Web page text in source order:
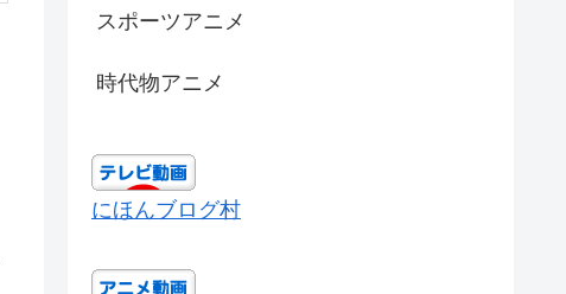
スポーツアニメ
時代物アニメ
にほんブログ村